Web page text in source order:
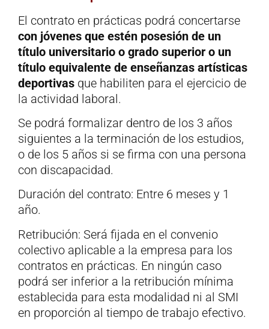
El contrato en prácticas podrá concertarse
con jóvenes que estén posesión de un
título universitario o grado superior o un
título equivalente de enseñanzas artísticas
deportivas que habiliten para el ejercicio de
la actividad laboral.
Se podrá formalizar dentro de los 3 años
siguientes a la terminación de los estudios,
o de los 5 años si se firma con una persona
con discapacidad.
Duración del contrato: Entre 6 meses y 1
año.
Retribución: Será fijada en el convenio
colectivo aplicable a la empresa para los
contratos en prácticas. En ningún caso
podrá ser inferior a la retribución mínima
establecida para esta modalidad ni al SMI
en proporción al tiempo de trabajo efectivo.